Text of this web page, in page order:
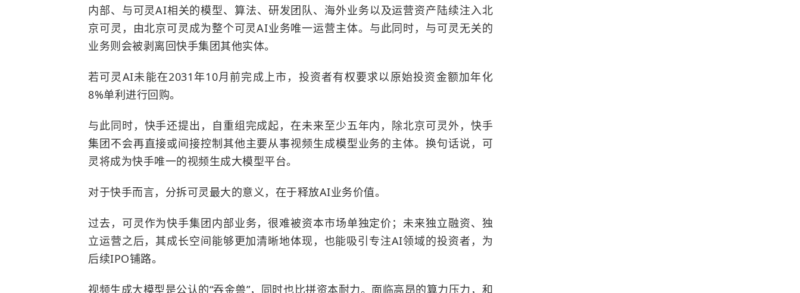
内部、与可灵AI相关的模型、算法、研发团队、海外业务以及运营资产陆续注入北
京可灵，由北京可灵成为整个可灵AI业务唯一运营主体。与此同时，与可灵无关的
业务则会被剥离回快手集团其他实体。
若可灵AI未能在2031年10月前完成上市，投资者有权要求以原始投资金额加年化
8%单利进行回购。
与此同时，快手还提出，自重组完成起，在未来至少五年内，除北京可灵外，快手
集团不会再直接或间接控制其他主要从事视频生成模型业务的主体。换句话说，可
灵将成为快手唯一的视频生成大模型平台。
对于快手而言，分拆可灵最大的意义，在于释放AI业务价值。
过去，可灵作为快手集团内部业务，很难被资本市场单独定价；未来独立融资、独
立运营之后，其成长空间能够更加清晰地体现，也能吸引专注AI领域的投资者，为
后续IPO铺路。
视频生成大模型是公认的“吞金兽”，同时也比拼资本耐力。面临高昂的算力压力，和